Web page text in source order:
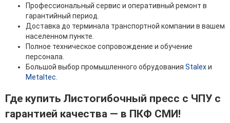
Профессиональный сервис и оперативный ремонт в
гарантийный период.
Доставка до терминала транспортной компании в вашем
населенном пункте.
Полное техническое сопровождение и обучение
персонала.
Большой выбор промышленного обрудования Stalexи
Metaltec
Где купить Листогибочный пресс с ЧПУ с
гарантией качества — в ПКФ СМИ!